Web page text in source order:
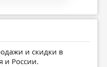
и скидки в
и России.